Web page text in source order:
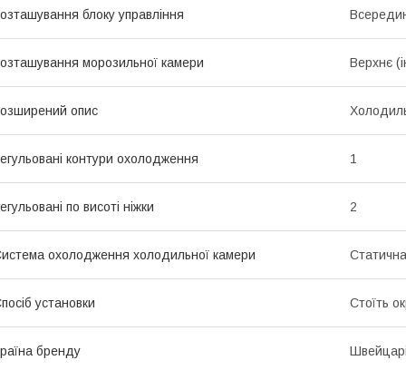
блоку управління
морозильної камери Верхнє
опис
контури охолодження 1
по висоті ніжки 2
охолодження холодильної камери Статична
установки Стоїть
бренду